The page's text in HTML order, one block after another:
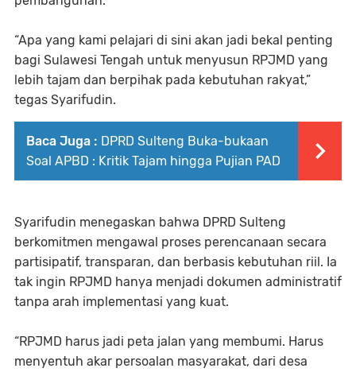
“Apa yang kami pelajari di sini akan jadi bekal penting
bagi Sulawesi Tengah untuk menyusun RPJMD yang
lebih tajam dan berpihak pada kebutuhan rakyat,”
tegas Syarifudin.
Baca Juga : DPRD Sulteng Buka-bukaan
Soal APBD : Kritik Tajam hingga Pujian PAD
Syarifudin menegaskan bahwa DPRD Sulteng
berkomitmen mengawal proses perencanaan secara
partisipatif, transparan, dan berbasis kebutuhan riil. Ia
tak ingin RPJMD hanya menjadi dokumen administratif
tanpa arah implementasi yang kuat.
“RPJMD harus jadi peta jalan yang membumi. Harus
menyentuh akar persoalan masyarakat, dari desa